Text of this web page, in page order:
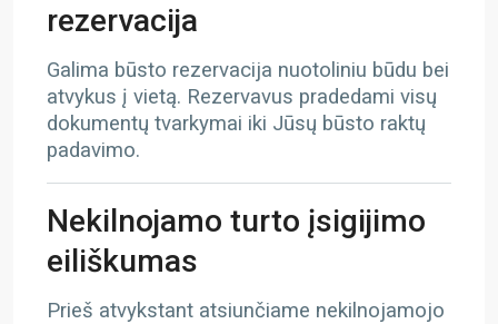
rezervacija
Galima būsto rezervacija nuotoliniu būdu bei
atvykus į vietą. Rezervavus pradedami visų
dokumentų tvarkymai iki Jūsų būsto raktų
padavimo.
Nekilnojamo turto įsigijimo
eiliškumas
Prieš atvykstant atsiunčiame nekilnojamojo